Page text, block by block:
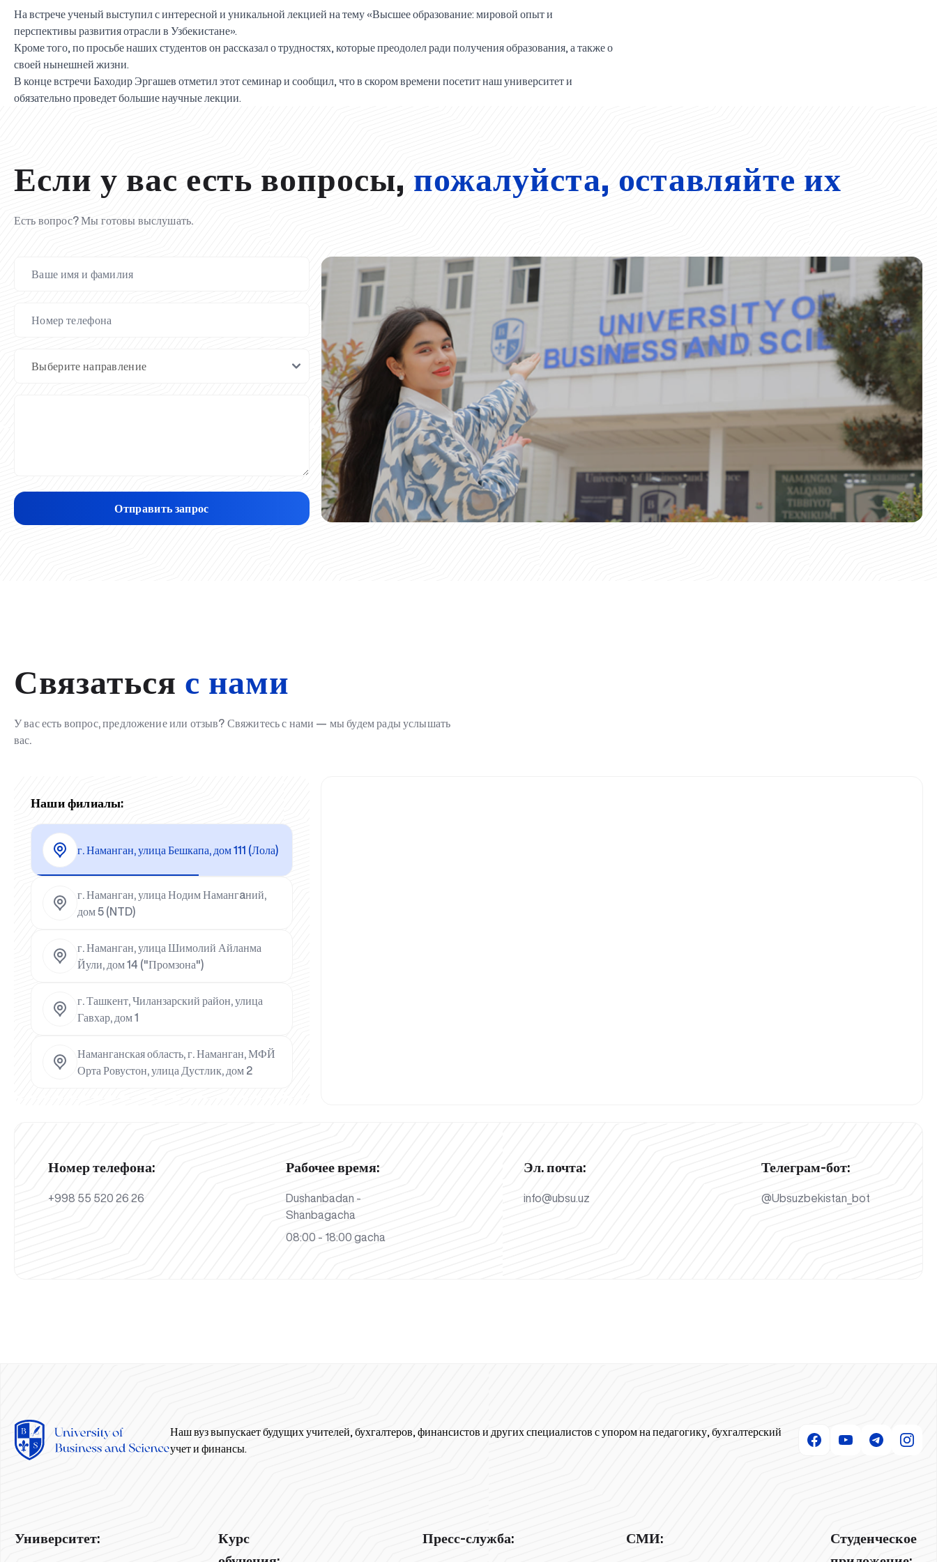
На встрече ученый выступил с интересной и уникальной лекцией на тему «Высшее образование: мировой опыт и
перспективы развития отрасли в Узбекистане».
Кроме того, по просьбе наших студентов он рассказал о трудностях, которые преодолел ради получения образования, а также о
своей нынешней жизни.
В конце встречи Баходир Эргашев отметил этот семинар и сообщил, что в скором времени посетит наш университет и
обязательно проведет большие научные лекции.
Если у вас есть вопросы, пожалуйста, оставляйте их
Есть вопрос? Мы готовы выслушать.
Отправить запрос
Связаться с нами
У вас есть вопрос, предложение или отзыв? Свяжитесь с нами — мы будем рады услышать
вас.
Наши филиалы:
г. Наманган, улица Бешкапа, дом 111 (Лола)
г. Наманган, улица Нодим Намангaний,
дом 5 (NTD)
г. Наманган, улица Шимолий Айланма
Йули, дом 14 ("Промзона")
г. Ташкент, Чиланзарский район, улица
Гавхар, дом 1
Наманганская область, г. Наманган, МФЙ
Орта Ровустон, улица Дустлик, дом 2
Номер телефона:
+998 55 520 26 26
Рабочее время:
Dushanbadan -
Shanbagacha
08:00 - 18:00 gacha
Эл. почта:
info@ubsu.uz
Телеграм-бот:
@Ubsuzbekistan_bot
Наш вуз выпускает будущих учителей, бухгалтеров, финансистов и других специалистов с упором на педагогику, бухгалтерский
учет и финансы.
Университет:
Курс
Пресс-служба: СМИ:
Студенческое